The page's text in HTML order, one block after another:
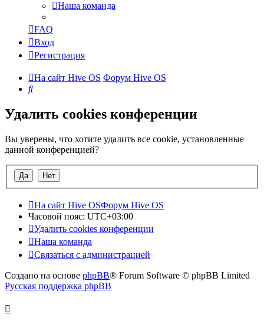
Наша команда
FAQ
Вход
Регистрация
На сайт Hive OS Форум Hive OS
Поиск
Удалить cookies конференции
Вы уверены, что хотите удалить все cookie, установленные
данной конференцией?
На сайт Hive OSФорум Hive OS
Часовой пояс: UTC+03:00
Удалить cookies конференции
Наша команда
Связаться с администрацией
Создано на основе phpBB® Forum Software © phpBB Limited
Русская поддержка phpBB